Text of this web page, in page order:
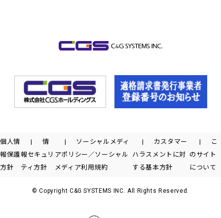
個人情
報保護
方針
情
報セキュリ
ティ方針
ソーシャルメディ
アポリシー／ソーシャル
メディア利用規約
カスタマー
ハラスメントに対
する基本方針
こ
のサイト
について
© Copyright C&G SYSTEMS INC. All Rights Reserved.